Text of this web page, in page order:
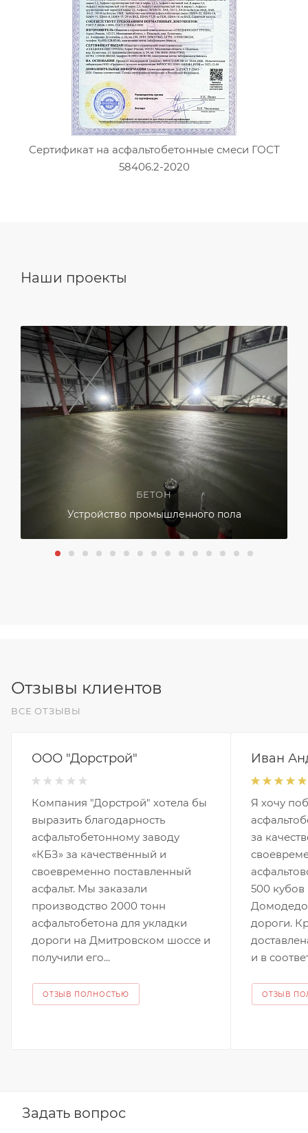
Сертификат на асфальтобетонные смеси ГОСТ
58406.2-2020
Наши проекты
БЕТОН
Устройство промышленного пола
Отзывы клиентов
ВСЕ ОТЗЫВЫ
ООО "Дорстрой"
Компания "Дорстрой" хотела бы
выразить благодарность
асфальтобетонному заводу
«КБЗ» за качественный и
своевременно поставленный
асфальт. Мы заказали
производство 2000 тонн
асфальтобетона для укладки
дороги на Дмитровском шоссе и
получили его...
ОТЗЫВ ПОЛНОСТЬЮ
Иван
Я хочу
за
500 кубов
дороги.
и в
ОТЗЫВ
Задать вопрос